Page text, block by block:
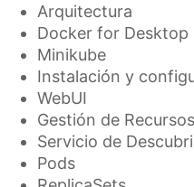
Arquitectura
Docker for Desktop
Minikube
Instalación y
WebUI
Gestión de Recursos
Servicio de
Pods